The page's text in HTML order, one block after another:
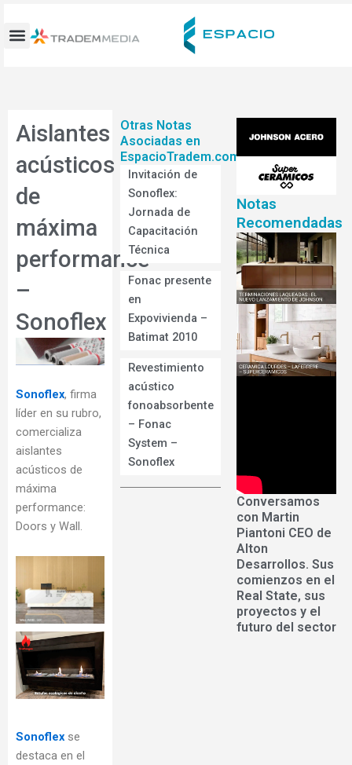
contenido
Aislantes
acústicos
de
máxima
performance
–
Sonoflex
Sonoflex, firma
líder en su rubro,
comercializa
aislantes
acústicos de
máxima
performance:
Doors y Wall.
Sonoflex se
destaca en el
Otras Notas
Asociadas en
EspacioTradem.com
Invitación de
Sonoflex:
Jornada de
Capacitación
Técnica
Fonac presente
en
Expovivienda –
Batimat 2010
Revestimiento
acústico
fonoabsorbente
– Fonac
System –
Sonoflex
Notas
Recomendadas
Conversamos
con Martin
Piantoni CEO de
Alton
Desarrollos. Sus
comienzos en el
Real State, sus
proyectos y el
futuro del sector